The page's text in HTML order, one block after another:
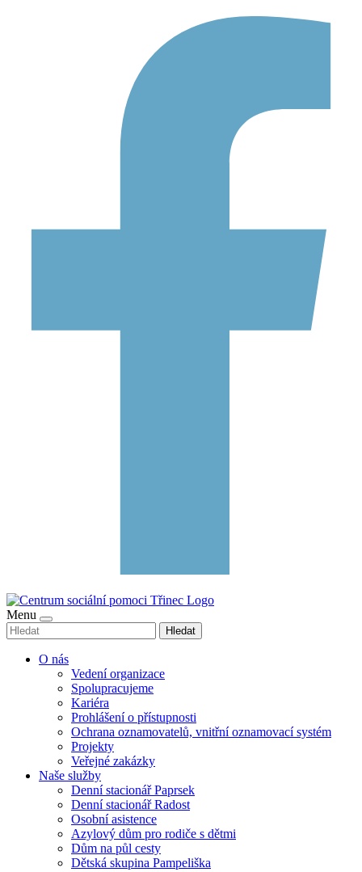
Menu
Hledat
O nás
Vedení organizace
Spolupracujeme
Kariéra
Prohlášení o přístupnosti
Ochrana oznamovatelů, vnitřní oznamovací systém
Projekty
Veřejné zakázky
Naše služby
Denní stacionář Paprsek
Denní stacionář Radost
Osobní asistence
Azylový dům pro rodiče s dětmi
Dům na půl cesty
Dětská skupina Pampeliška